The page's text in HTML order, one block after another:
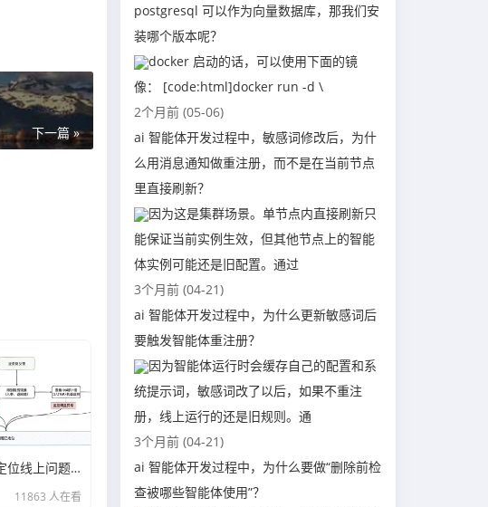
下一篇 »
IT系统如何定位线上问题？
11863 人在看
postgresql 可以作为向量数据库，那我们安
装哪个版本呢？
docker 启动的话，可以使用下面的镜
像： [code:html]docker run -d \
2个月前 (05-06)
ai 智能体开发过程中，敏感词修改后，为什
么用消息通知做重注册，而不是在当前节点
里直接刷新？
因为这是集群场景。单节点内直接刷新只
能保证当前实例生效，但其他节点上的智能
体实例可能还是旧配置。通过
3个月前 (04-21)
ai 智能体开发过程中，为什么更新敏感词后
要触发智能体重注册？
因为智能体运行时会缓存自己的配置和系
统提示词，敏感词改了以后，如果不重注
册，线上运行的还是旧规则。通
3个月前 (04-21)
ai 智能体开发过程中，为什么要做“删除前检
查被哪些智能体使用”？